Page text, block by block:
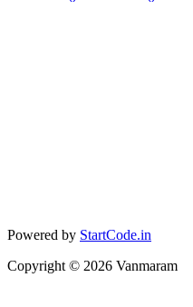
Powered by StartCode.in
Copyright © 2026 Vanmaram